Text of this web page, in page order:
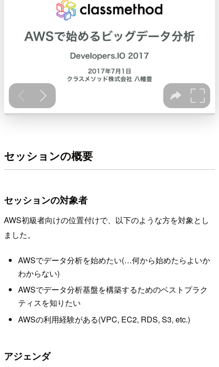
セッションの概要
セッションの対象者
AWS初級者向けの位置付けで、以下のような方を対象とし
ました。
AWSでデータ分析を始めたい(…何から始めたらよいか
わからない)
AWSでデータ分析基盤を構築するためのベストプラク
ティスを知りたい
AWSの利用経験がある(VPC, EC2, RDS, S3, etc.)
アジェンダ